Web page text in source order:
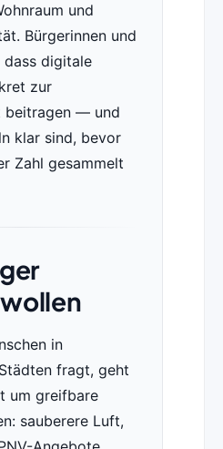
und
Bürgerinnen und
dass digitale
zur
beitragen — und
klar sind, bevor
Zahl gesammelt
in
fragt, geht
um greifbare
sauberere Luft,